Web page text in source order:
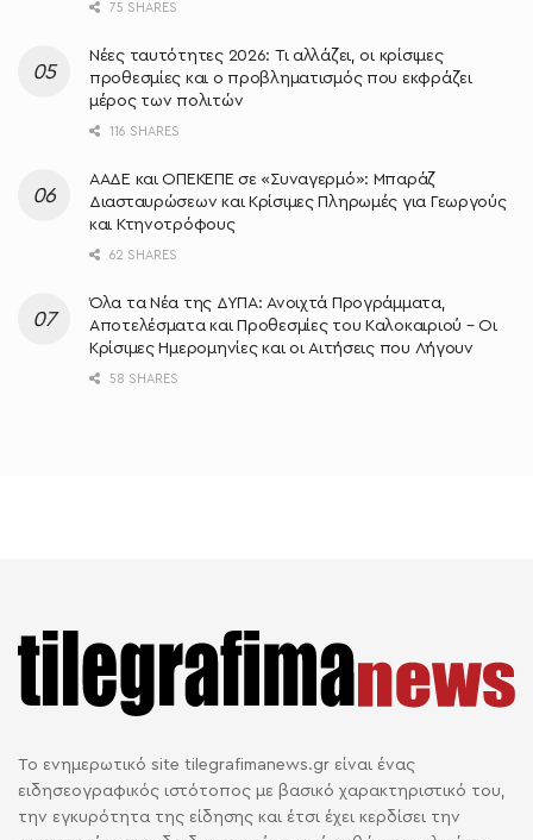
75 SHARES
Νέες ταυτότητες 2026: Τι αλλάζει, οι κρίσιμες
προθεσμίες και ο προβληματισμός που εκφράζει
μέρος των πολιτών
116 SHARES
ΑΑΔΕ και ΟΠΕΚΕΠΕ σε «Συναγερμό»: Μπαράζ
Διασταυρώσεων και Κρίσιμες Πληρωμές για Γεωργούς
και Κτηνοτρόφους
62 SHARES
Όλα τα Νέα της ΔΥΠΑ: Ανοιχτά Προγράμματα,
Αποτελέσματα και Προθεσμίες του Καλοκαιριού – Οι
Κρίσιμες Ημερομηνίες και οι Αιτήσεις που Λήγουν
58 SHARES
Το ενημερωτικό site tilegrafimanews.gr είναι ένας
ειδησεογραφικός ιστότοπος με βασικό χαρακτηριστικό του,
την εγκυρότητα της είδησης και έτσι έχει κερδίσει την